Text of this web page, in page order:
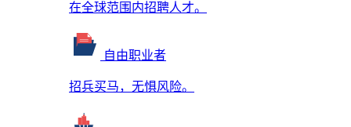
在全球范围内招聘人才。
自由职业者
招兵买马，无惧风险。